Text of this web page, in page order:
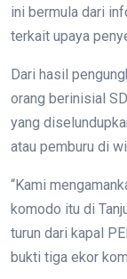
ini bermula dari
terkait upaya
Dari hasil
orang berinisial
yang
atau pemburu di
“Kami
komodo itu di
turun dari kapal
bukti tiga ekor